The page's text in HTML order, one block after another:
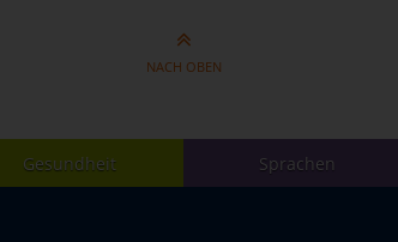
NACH OBEN
Gesundheit Sprachen